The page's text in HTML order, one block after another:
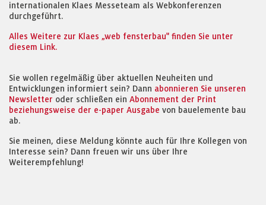
internationalen Klaes Messeteam als Webkonferenzen
durchgeführt.
Alles Weitere zur Klaes „web fensterbau" finden Sie unter
diesem Link.
Sie wollen regelmäßig über aktuellen Neuheiten und
Entwicklungen informiert sein? Dann abonnieren Sie unseren
Newsletter oder schließen ein Abonnement der Print
beziehungsweise der e-paper Ausgabe von bauelemente bau
ab.
Sie meinen, diese Meldung könnte auch für Ihre Kollegen von
Interesse sein? Dann freuen wir uns über Ihre
Weiterempfehlung!